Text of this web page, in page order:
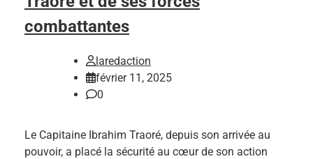
combattantes
laredaction
février 11, 2025
0
Le Capitaine Ibrahim Traoré, depuis son arrivée au
pouvoir, a placé la sécurité au cœur de son action